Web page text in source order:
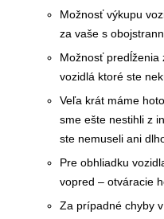
Možnosť výkupu
za vaše s
Možnosť predĺženia
vozidlá ktoré ste
Veľa krát máme
sme ešte nestihli z
ste nemuseli ani
Pre obhliadku
vopred – otváracie
Za prípadné chyby